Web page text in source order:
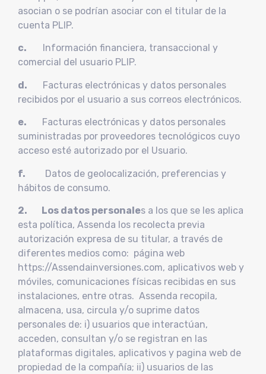
asocian o se podrían asociar con el titular de la
cuenta PLIP.
c.
Información financiera, transaccional y
comercial del usuario PLIP.
d.
Facturas electrónicas y datos personales
recibidos por el usuario a sus correos electrónicos.
e.
Facturas electrónicas y datos personales
suministradas por proveedores tecnológicos cuyo
acceso esté autorizado por el Usuario.
f.
Datos de geolocalización, preferencias y
hábitos de consumo.
2. Los datos personales a los que se les aplica
esta política, Assenda los recolecta previa
autorización expresa de su titular, a través de
diferentes medios como: página web
https://Assendainversiones.com, aplicativos web y
móviles, comunicaciones físicas recibidas en sus
instalaciones, entre otras. Assenda recopila,
almacena, usa, circula y/o suprime datos
personales de: i) usuarios que interactúan,
acceden, consultan y/o se registran en las
plataformas digitales, aplicativos y pagina web de
propiedad de la compañía; ii) usuarios de las